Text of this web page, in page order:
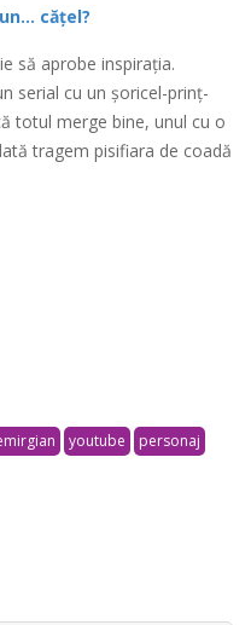
cățel?
să aprobe inspirația.
serial cu un șoricel-prinț-
totul merge bine, unul cu o
tragem pisifiara de coadă
youtube
personaj